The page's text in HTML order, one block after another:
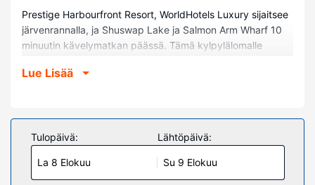
Prestige Harbourfront Resort, WorldHotels Luxury sijaitsee
järvenrannalla, ja Shuswap Lake ja Salmon Arm Wharf 10
minuutin kävelymatkan päässä. Tämä kylpylälomalle
Peter Jannink Nature Park ja 1,1 km:n päässä kohteesta
Kaikissa 120 huoneessa on ilmastointi ja taulutelevisio.
Mukavuuksiin kuuluu kaapelikanavat sekä ilmainen
langaton internetyhteys. Huoneissa on oma kylpyhuone, ja
sen varusteluun kuuluu suihkun ja kylpyammeen
Lue Lisää
Tulopäivä:
La 8 Elokuu
Lähtöpäivä:
Su 9 Elokuu